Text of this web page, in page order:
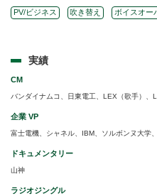
PV/ビジネス 吹き替え ボイスオー
実績
CM
バンダイナムコ、日東電工、LEX（歌手）、
企業 VP
富士電機、シャネル、IBM、ソルボンヌ大学
ドキュメンタリー
山神
ラジオジングル